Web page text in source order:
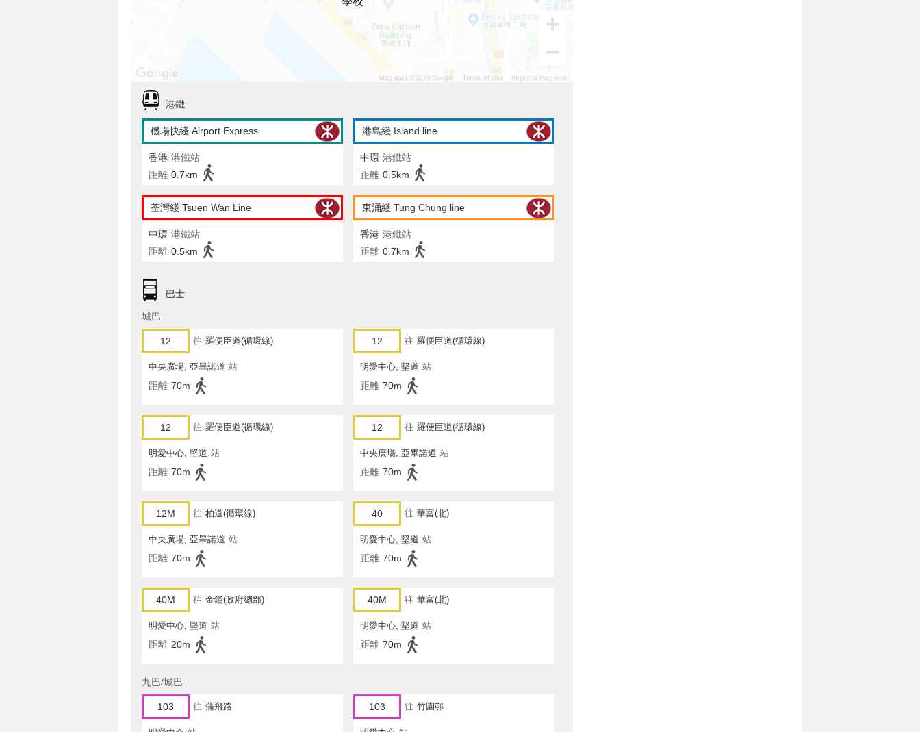
港鐵
機場快綫 Airport Express
香港 港鐵站
距離 0.7km
港島綫 Island line
中環 港鐵站
距離 0.5km
荃灣綫 Tsuen Wan Line
中環 港鐵站
距離 0.5km
東涌綫 Tung Chung line
香港 港鐵站
距離 0.7km
巴士
城巴
12 往 羅便臣道(循環線)
中央廣場, 亞畢諾道 站
距離 70m
12 往 羅便臣道(循環線)
明愛中心, 堅道 站
距離 70m
12 往 羅便臣道(循環線)
明愛中心, 堅道 站
距離 70m
12 往 羅便臣道(循環線)
中央廣場, 亞畢諾道 站
距離 70m
12M 往 柏道(循環線)
中央廣場, 亞畢諾道 站
距離 70m
40 往 華富(北)
明愛中心, 堅道 站
距離 70m
40M 往 金鐘(政府總部)
明愛中心, 堅道 站
距離 20m
40M 往 華富(北)
明愛中心, 堅道 站
距離 70m
九巴/城巴
103 往 蒲飛路 103 往 竹園邨